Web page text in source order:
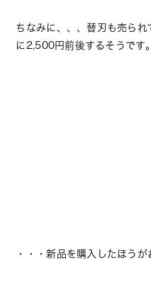
ちなみに、、、替刃も売ら
に2,500円前後するそうです
・・・新品を購入したほう